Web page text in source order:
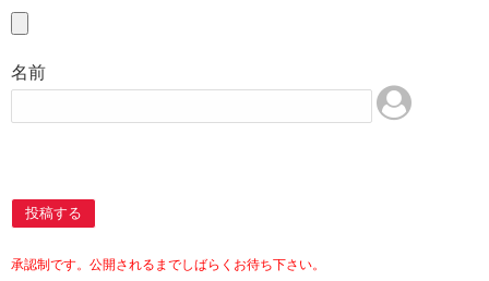
名前
投稿する
承認制です。公開されるまでしばらくお待ち下さい。